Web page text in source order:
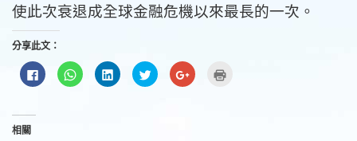
使此次衰退成全球金融危機以來最長的一次。
分享此文：
按
一
分
享
分
享
分
享
按
一
相關